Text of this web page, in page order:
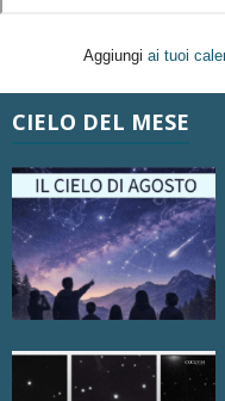
Aggiungi ai tuoi
CIELO DEL MESE